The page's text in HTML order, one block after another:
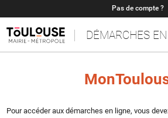
DÉMARCHES
Pas de compte ?
Pour accéder aux démarches en ligne, vous